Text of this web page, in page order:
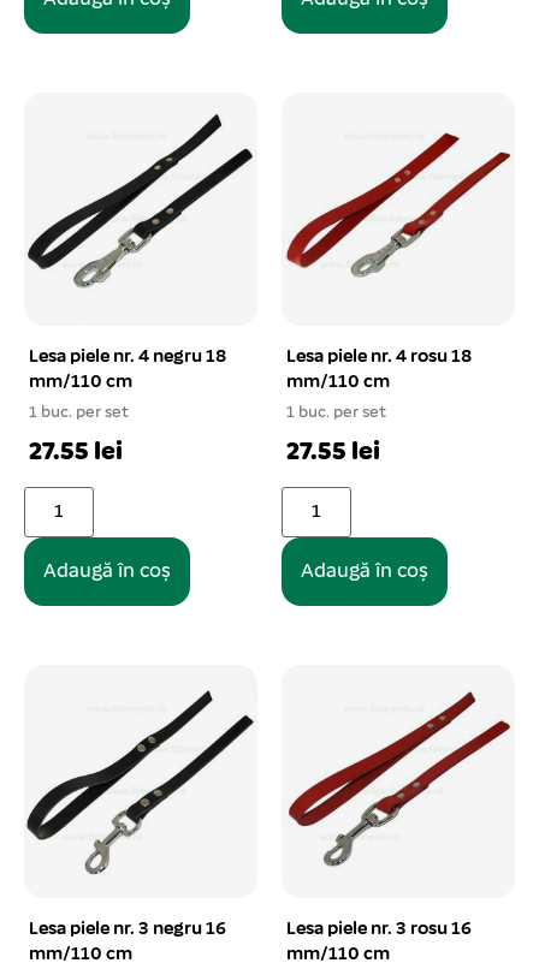
Lesa piele nr. 4 negru 18
mm/110 cm
1 buc. per set
27.55 lei
Adaugă în coș
Lesa piele nr. 4 rosu 18
mm/110 cm
1 buc. per set
27.55 lei
Adaugă în coș
Lesa piele nr. 3 negru 16
mm/110 cm
Lesa piele nr. 3 rosu 16
mm/110 cm